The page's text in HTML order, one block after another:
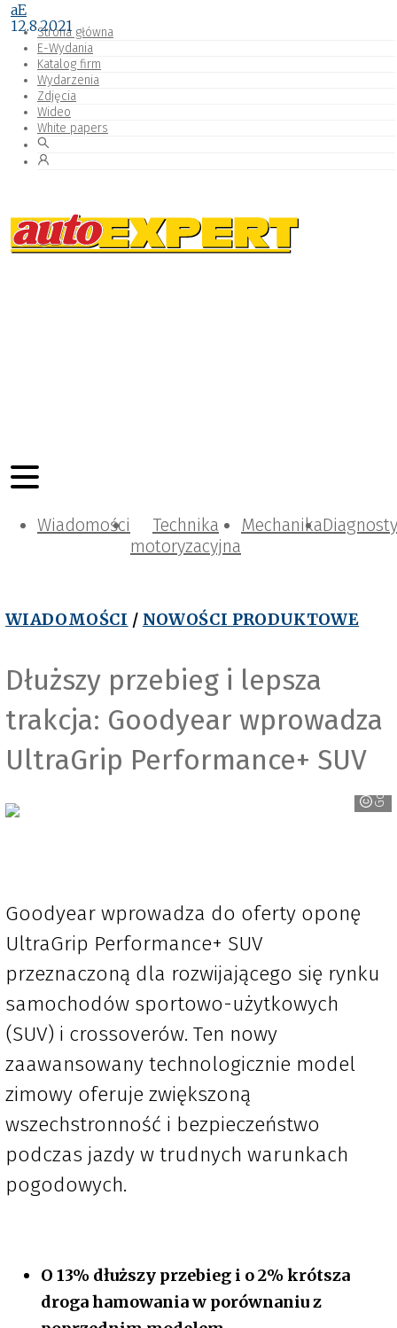
Strona główna
E-Wydania
Katalog firm
Wydarzenia
Zdjęcia
Wideo
White papers
Wiadomości
Technika
motoryzacyjna
Mechanika
WIADOMOŚCI / NOWOŚCI PRODUKTOWE
Dłuższy przebieg i lepsza
trakcja: Goodyear wprowadza
UltraGrip Performance+ SUVGoodyear
aE
12.8.2021
Goodyear wprowadza do oferty oponę
UltraGrip Performance+ SUV
przeznaczoną dla rozwijającego się rynku
samochodów sportowo-użytkowych
(SUV) i crossoverów. Ten nowy
zaawansowany technologicznie model
zimowy oferuje zwiększoną
wszechstronność i bezpieczeństwo
podczas jazdy w trudnych warunkach
pogodowych.
O 13% dłuższy przebieg i o 2% krótsza
droga hamowania w porównaniu z